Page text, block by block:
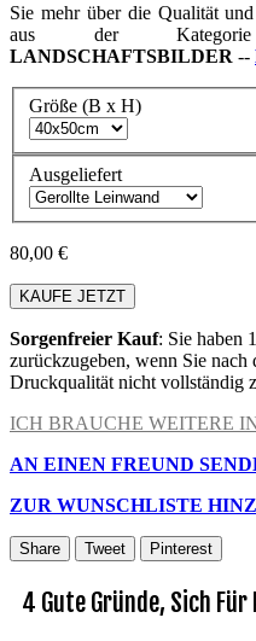
Sie mehr über die Qualität
aus der
LANDSCHAFTSBILDER --
Größe (B x H)
Ausgeliefert
80,00 €
KAUFE JETZT
Sorgenfreier Kauf: Sie haben
zurückzugeben, wenn Sie nach
Druckqualität nicht vollständig
ICH BRAUCHE WEITERE
AN EINEN FREUND
ZUR WUNSCHLISTE
Share Tweet Pinterest
4 Gute Gründe, Sich